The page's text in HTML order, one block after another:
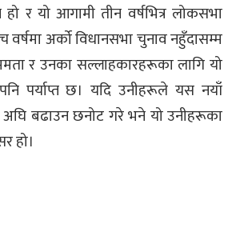
र यो आगामी तीन वर्षभित्र लोकसभा
अर्को विधानसभा चुनाव नहुँदासम्म
र उनका सल्लाहकारहरूका लागि यो
पर्याप्त छ। यदि उनीहरूले यस नयाँ
अघि बढाउन छनोट गरे भने यो उनीहरूका
हो।